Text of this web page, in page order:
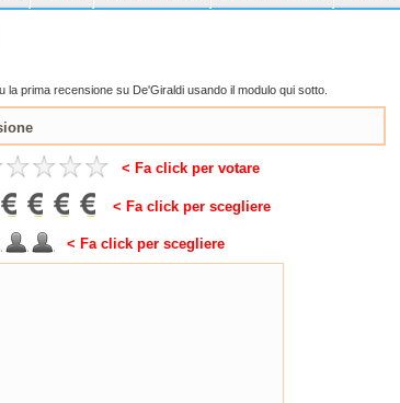
prima recensione su De'Giraldi usando il modulo qui sotto.
< Fa click per votare
< Fa click per scegliere
< Fa click per scegliere